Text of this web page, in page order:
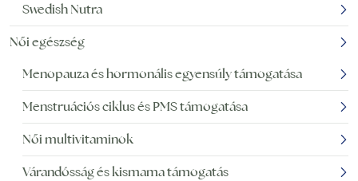
Swedish Nutra
Női egészség
Menopauza és hormonális egyensúly támogatása
Menstruációs ciklus és PMS támogatása
Női multivitaminok
Várandósság és kismama támogatás